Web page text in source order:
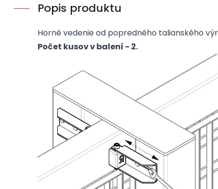
Popis produktu
Horné vedenie od popredného talianského
Počet kusov v balení - 2.